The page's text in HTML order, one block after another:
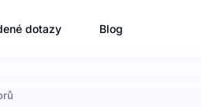
dotazy Blog